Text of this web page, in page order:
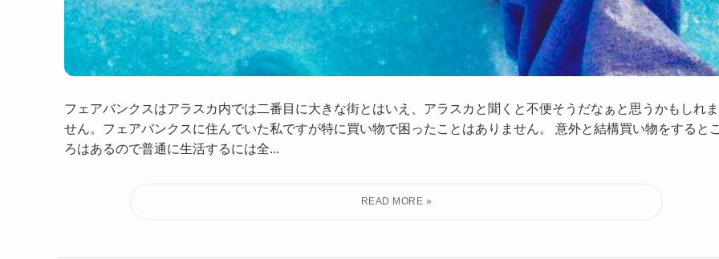
フェアバンクスはアラスカ内では二番目に大きな街とはいえ、アラスカと聞くと不便そうだなぁと思うかもしれま
せん。フェアバンクスに住んでいた私ですが特に買い物で困ったことはありません。 意外と結構買い物をすると
ろはあるので普通に生活するには全...